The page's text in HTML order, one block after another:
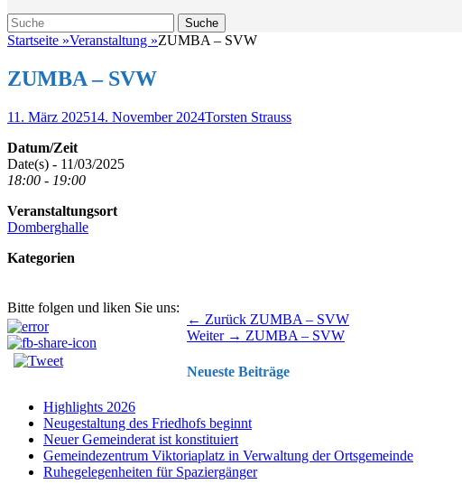
Suche
Suche
nach:
Startseite »Veranstaltung »ZUMBA – SVW
ZUMBA – SVW
Veröffentlicht
11. März 202514. November 2024Autor
Torsten Strauss
Datum/Zeit
Date(s) - 11/03/2025
18:00 - 19:00
Veranstaltungsort
Domberghalle
Kategorien
Bitte folgen und liken Sie uns:
Beitragsnavigation ← Zurück Vorhergehender
Beitrag:
ZUMBA – SVW
Weiter → Nächster
ZUMBA – SVW
Neueste Beiträge
Highlights 2026
Neugestaltung des Friedhofs beginnt
Neuer Gemeinderat ist konstituiert
Gemeindezentrum Viktoriaplatz in Verwaltung der Ortsgemeinde
Ruhegelegenheiten für Spaziergänger